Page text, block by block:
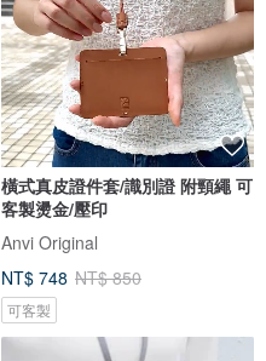
橫式真皮證件套/識別證 附頸繩 可
客製燙金/壓印
Anvi Original
NT$ 748 NT$ 850
可客製